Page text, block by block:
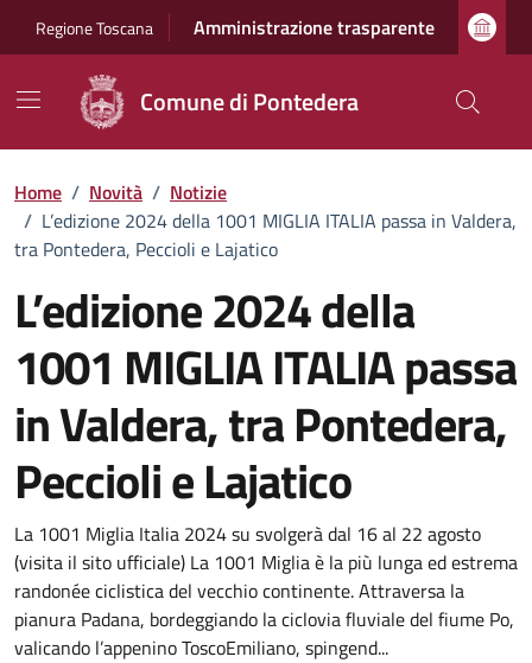
Regione Toscana Amministrazione trasparente
Comune di Pontedera
Home / Novità / Notizie
/ L’edizione 2024 della 1001 MIGLIA ITALIA passa in Valdera,
tra Pontedera, Peccioli e Lajatico
L’edizione 2024 della
1001 MIGLIA ITALIA passa
in Valdera, tra Pontedera,
Peccioli e Lajatico
Dettagli della notizia
La 1001 Miglia Italia 2024 su svolgerà dal 16 al 22 agosto
(visita il sito ufficiale) La 1001 Miglia è la più lunga ed estrema
randonée ciclistica del vecchio continente. Attraversa la
pianura Padana, bordeggiando la ciclovia fluviale del fiume Po,
valicando l’appenino ToscoEmiliano, spingend...